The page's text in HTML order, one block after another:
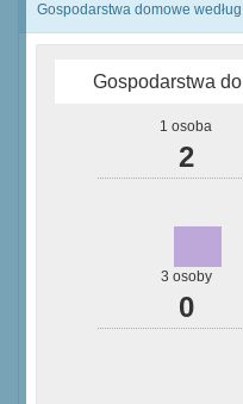
Gospodarstwa domowe
Gospodarstwa
1 osoba
2
3 osoby
0